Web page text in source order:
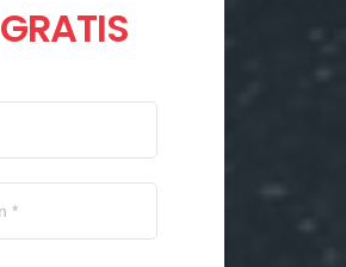
GRATIS